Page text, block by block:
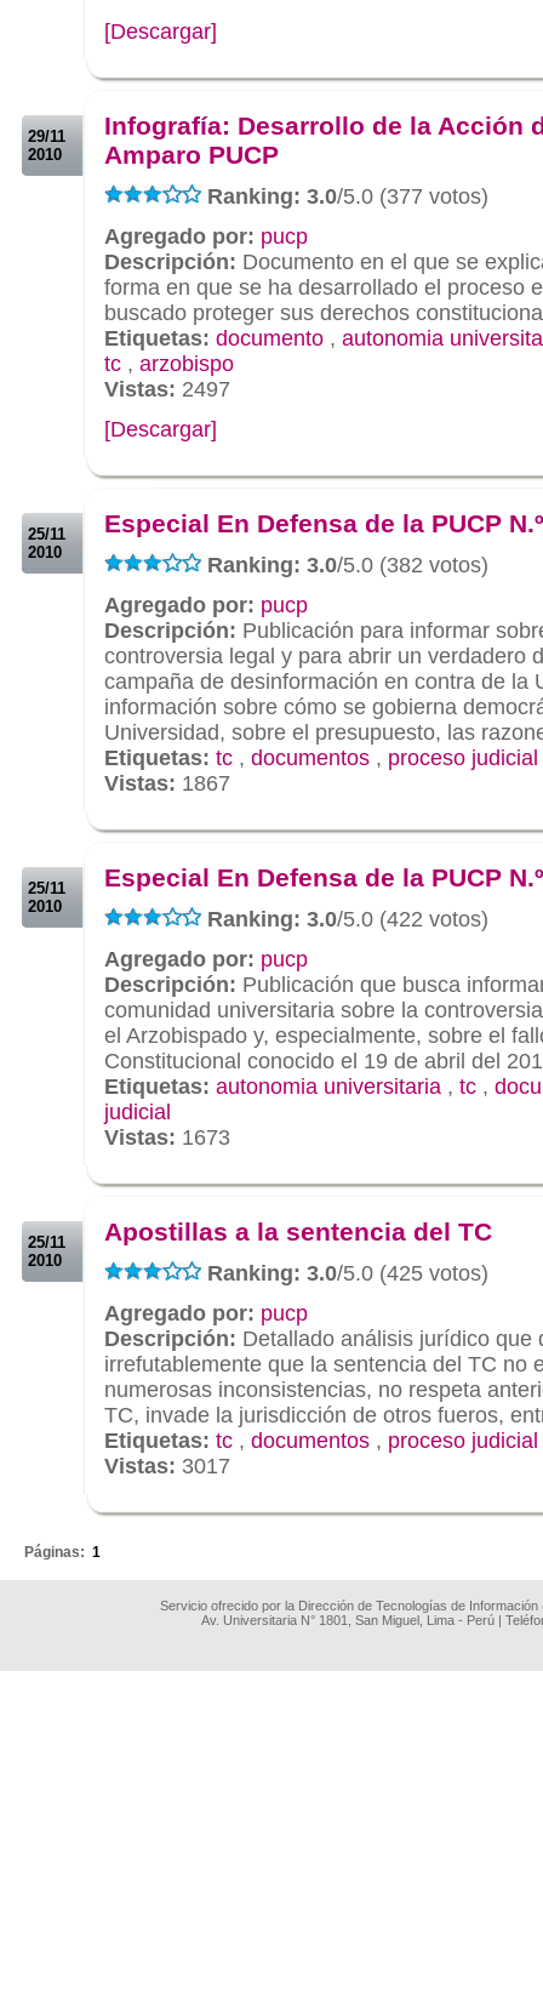
[Descargar]
29/11
2010
Infografía: Desarrollo de la Acción
Amparo PUCP
Ranking: 3.0/5.0 (377 votos)
Agregado por: pucp
Descripción: Documento en el que se
forma en que se ha desarrollado el proceso
buscado proteger sus derechos
Etiquetas: documento , autonomia
tc , arzobispo
Vistas: 2497
[Descargar]
25/11
2010
Especial En Defensa de la PUCP
Ranking: 3.0/5.0 (382 votos)
Agregado por: pucp
Descripción: Publicación para informar
controversia legal y para abrir un verdadero
campaña de desinformación en contra de la
información sobre cómo se gobierna
Universidad, sobre el presupuesto, las
Etiquetas: tc , documentos , proceso judicial
Vistas: 1867
25/11
2010
Especial En Defensa de la PUCP
Ranking: 3.0/5.0 (422 votos)
Agregado por: pucp
Descripción: Publicación que busca
comunidad universitaria sobre la
el Arzobispado y, especialmente, sobre el
Constitucional conocido el 19 de abril del
Etiquetas: autonomia universitaria , tc ,
judicial
Vistas: 1673
25/11
2010
Apostillas a la sentencia del TC
Ranking: 3.0/5.0 (425 votos)
Agregado por: pucp
Descripción: Detallado análisis jurídico que
irrefutablemente que la sentencia del TC no
numerosas inconsistencias, no respeta
TC, invade la jurisdicción de otros fueros,
Etiquetas: tc , documentos , proceso judicial
Vistas: 3017
Páginas: 1
Servicio ofrecido por la Dirección de Tecnologías de
Av. Universitaria N° 1801, San Miguel, Lima - Perú |